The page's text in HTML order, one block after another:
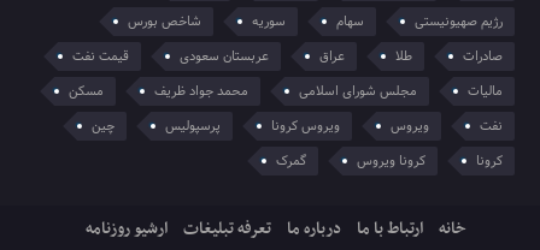
رژیم صهیونیستی
سهام سوریه
شاخص بورس
صادرات
طلا عراق عربستان سعودی
قیمت نفت
مالیات
مجلس شورای اسلامی محمد جواد ظریف
مسکن
نفت
ویروس ویروس کرونا پرسپولیس
چین
کرونا
کرونا ویروس گمرک
خانه ارتباط با ما درباره ما تعرفه تبلیغات ارشیو روزنامه